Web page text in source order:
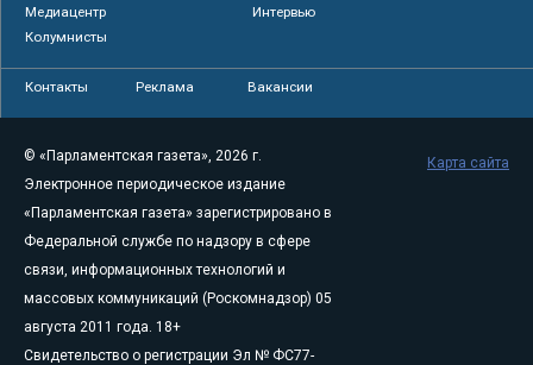
Медиацентр
Интервью
Колумнисты
Контакты Реклама Вакансии
© «Парламентская газета», 2026 г.
Электронное периодическое издание
«Парламентская газета» зарегистрировано в
Федеральной службе по надзору в сфере
связи, информационных технологий и
массовых коммуникаций (Роскомнадзор) 05
августа 2011 года. 18+
Свидетельство о регистрации Эл № ФС77-
Карта сайта